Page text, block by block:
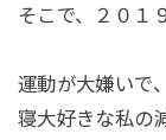
そこで、２０１
運動が大嫌いで
寝大好きな私の